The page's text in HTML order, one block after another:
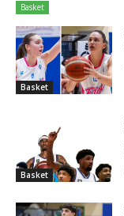
Basket
Basket
Basket